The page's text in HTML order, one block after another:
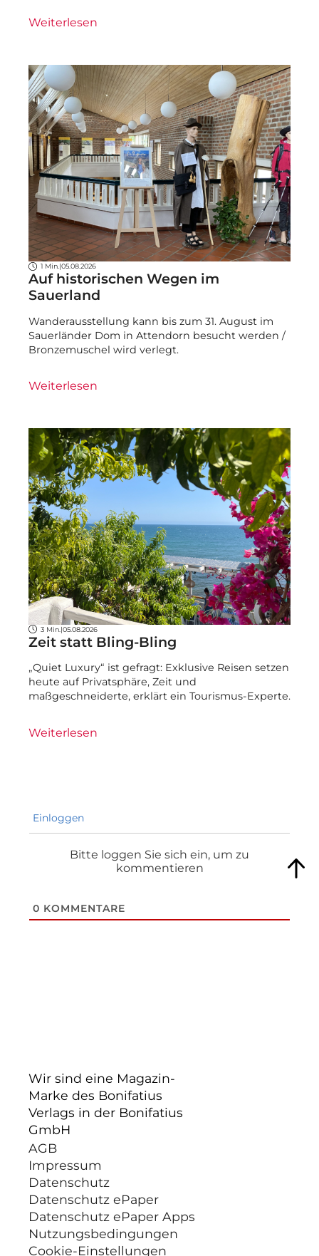
Weiterlesen
1 Min. |05.08.2026
Auf historischen Wegen im
Sauerland
Wanderausstellung kann bis zum 31. August im
Sauerländer Dom in Attendorn besucht werden /
Bronzemuschel wird verlegt.
Weiterlesen
3 Min. |05.08.2026
Zeit statt Bling-Bling
„Quiet Luxury“ ist gefragt: Exklusive Reisen setzen
heute auf Privatsphäre, Zeit und
maßgeschneiderte, erklärt ein Tourismus-Experte.
Weiterlesen
Einloggen
Bitte loggen Sie sich ein, um zu
kommentieren
0 KOMMENTARE
Wir sind eine Magazin-
Marke des Bonifatius
Verlags in der Bonifatius
GmbH
AGB
Impressum
Datenschutz
Datenschutz ePaper
Datenschutz ePaper Apps
Nutzungsbedingungen
Cookie-Einstellungen